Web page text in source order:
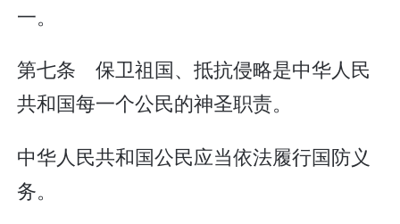
一。
第七条 保卫祖国、抵抗侵略是中华人民
共和国每一个公民的神圣职责。
中华人民共和国公民应当依法履行国防义
务。